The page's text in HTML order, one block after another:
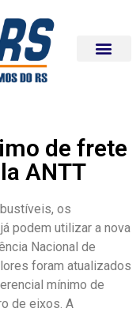
de frete
ANTT
os
podem utilizar a nova
Nacional de
foram atualizados
mínimo de
de eixos. A